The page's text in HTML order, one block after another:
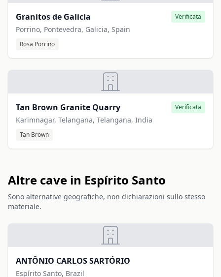
Granitos de Galicia Verificata
Porrino, Pontevedra, Galicia, Spain
Rosa Porrino
Tan Brown Granite Quarry Verificata
Karimnagar, Telangana, Telangana, India
Tan Brown
Altre cave in Espírito Santo
Sono alternative geografiche, non dichiarazioni sullo stesso
materiale.
ANTÔNIO CARLOS SARTÓRIO
Espírito Santo, Brazil